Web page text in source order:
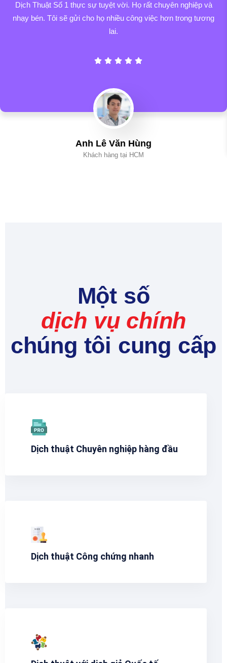
Anh Lê Văn Hùng
Khách hàng tại HCM
Dịch Thuật Số 1 thực sự tuyệt vời. Họ rất chuyên nghiệp và
nhạy bén. Tôi sẽ gửi cho họ nhiều công việc hơn trong tương
lai.
Một số
dịch vụ chính
chúng tôi cung cấp
Dịch thuật Chuyên nghiệp hàng đầu
Dịch thuật Công chứng nhanh